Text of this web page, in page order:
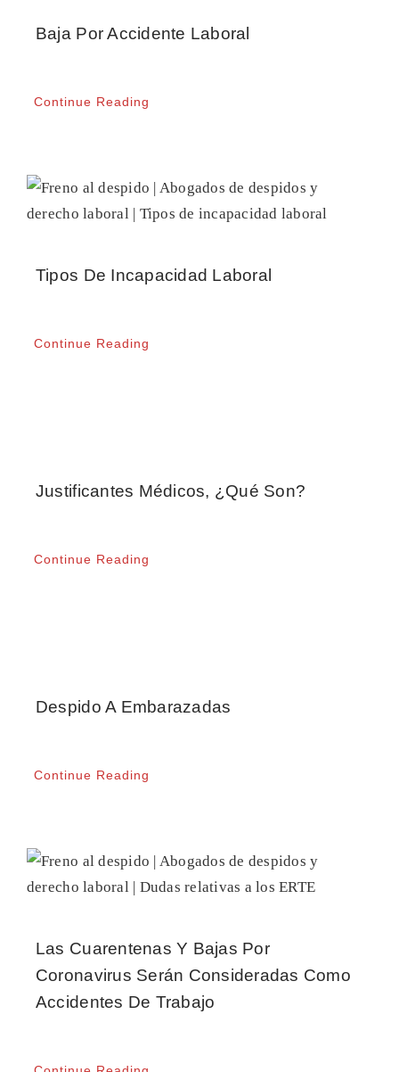
Baja Por Accidente Laboral
Continue Reading
Tipos De Incapacidad Laboral
Continue Reading
Justificantes Médicos, ¿qué Son?
Continue Reading
Despido A Embarazadas
Continue Reading
Las Cuarentenas Y Bajas Por
Coronavirus Serán Consideradas Como
Accidentes De Trabajo